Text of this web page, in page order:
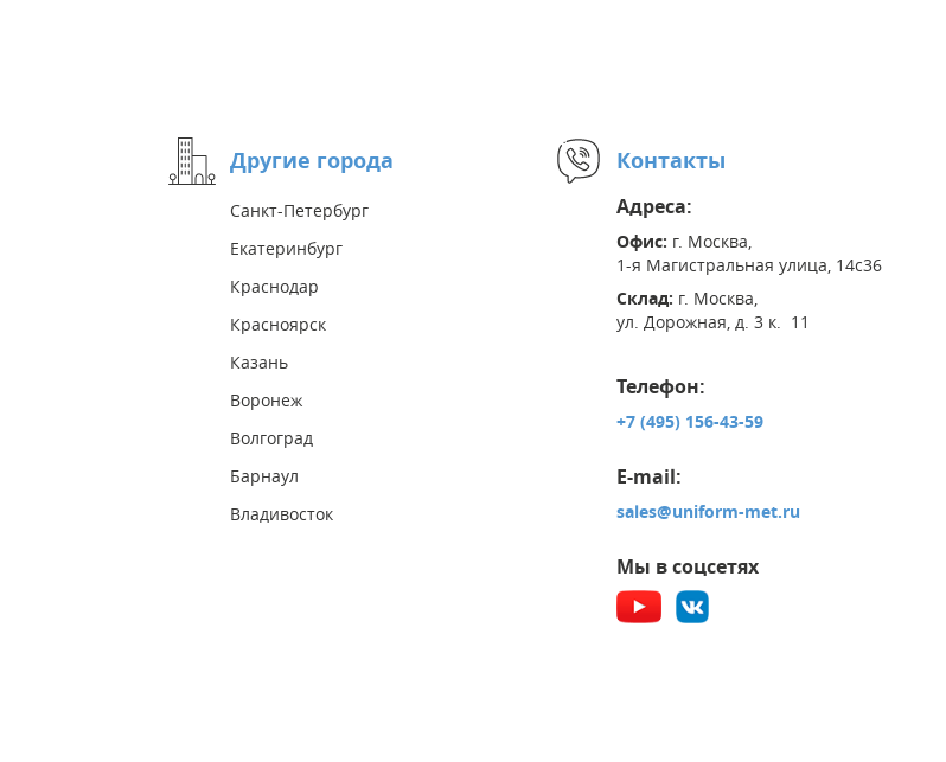
Другие города
Санкт-Петербург
Екатеринбург
Краснодар
Красноярск
Казань
Воронеж
Волгоград
Барнаул
Владивосток
Контакты
Адреса:
Офис: г. Москва,
1-я Магистральная улица, 14с36
Склад: г. Москва,
ул. Дорожная, д. 3 к. 11
Телефон:
+7 (495) 156-43-59
E-mail:
sales@uniform-met.ru
Мы в соцсетях